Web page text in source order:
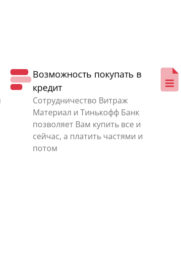
Возможность покупать в
кредит
Сотрудничество Витраж
Материал и Тинькофф Банк
позволяет Вам купить все и
сейчас, а платить частями и
потом